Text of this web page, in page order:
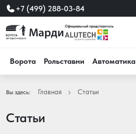
+7 (499) 288-03-84
Ворота Рольставни Автоматика
Вы здесь: Главная Статьи
Статьи